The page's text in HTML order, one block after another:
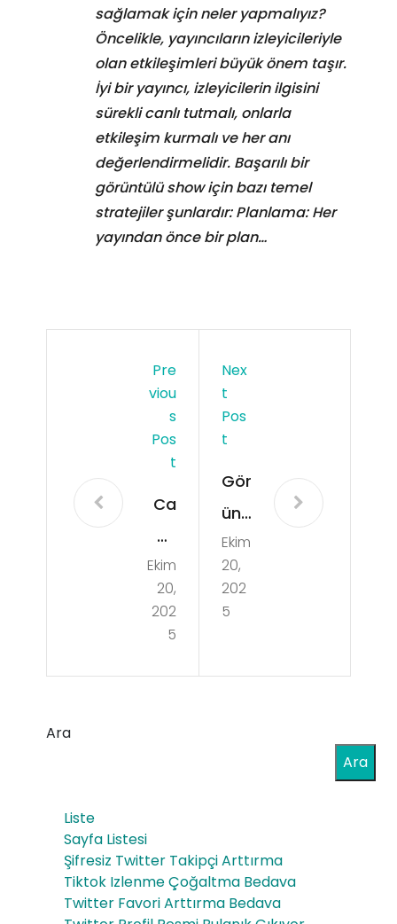
sağlamak için neler yapmalıyız?
Öncelikle, yayıncıların izleyicileriyle
olan etkileşimleri büyük önem taşır.
İyi bir yayıncı, izleyicilerin ilgisini
sürekli canlı tutmalı, onlarla
etkileşim kurmalı ve her anı
değerlendirmelidir. Başarılı bir
görüntülü show için bazı temel
stratejiler şunlardır: Planlama: Her
yayından önce bir plan…
Pre
Viou
S
Pos
T
Ca
mi
Avi
zesi
Üre
vle
me
Sist
Ekim
20,
202
5
Nex
T
Pos
T
Gör
ünt
ülü
Sho
wla
Yay
me
Ekim
20,
202
5
Ara
Ara
Liste
Sayfa Listesi
Şifresiz Twitter Takipçi Arttırma
Tiktok Izlenme Çoğaltma Bedava
Twitter Favori Arttırma Bedava